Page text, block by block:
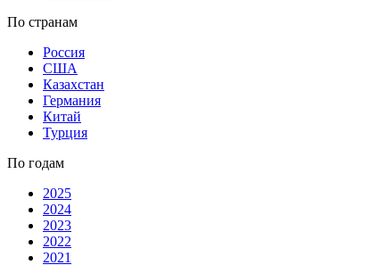
По странам
Россия
США
Казахстан
Германия
Китай
Турция
По годам
2025
2024
2023
2022
2021